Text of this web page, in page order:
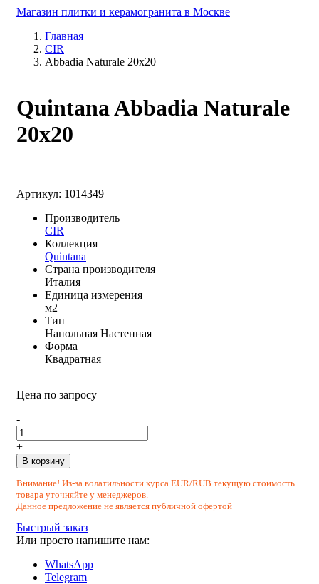
Магазин плитки и керамогранита в Москве
Главная
CIR
Abbadia Naturale 20x20
Quintana Abbadia Naturale
20x20
Артикул: 1014349
Производитель
CIR
Коллекция
Quintana
Страна производителя
Италия
Единица измерения
м2
Тип
Напольная Настенная
Форма
Квадратная
Цена по запросу
-
+
В корзину
Внимание! Из-за волатильности курса EUR/RUB текущую стоимость
товара уточняйте у менеджеров.
Данное предложение не является публичной офертой
Быстрый заказ
Или просто напишите нам:
WhatsApp
Telegram